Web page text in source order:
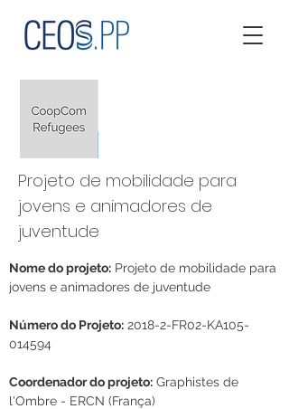
Projeto de mobilidade para
jovens e animadores de
juventude
Nome do projeto: Projeto de mobilidade para
jovens e animadores de juventude
Número do Projeto: 2018-2-FR02-KA105-
014594
Coordenador do projeto: Graphistes de
l'Ombre - ERCN (França)